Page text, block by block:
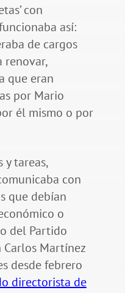
con
así:
de cargos
renovar,
que eran
por Mario
él mismo o por
y tareas,
con
que debían
o
del Partido
Carlos Martínez
desde febrero
directorista de